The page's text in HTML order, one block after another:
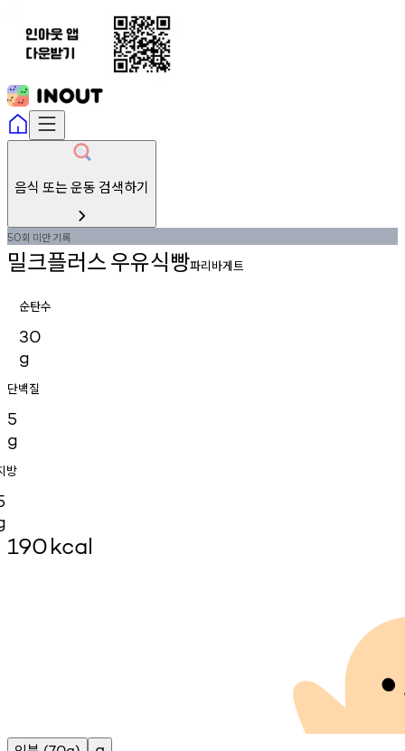
음식 또는 운동 검색하기
50회 미만기록
밀크플러스우유식빵파리바게트
순탄수
30
g
단백질
5
g
방
190kcal